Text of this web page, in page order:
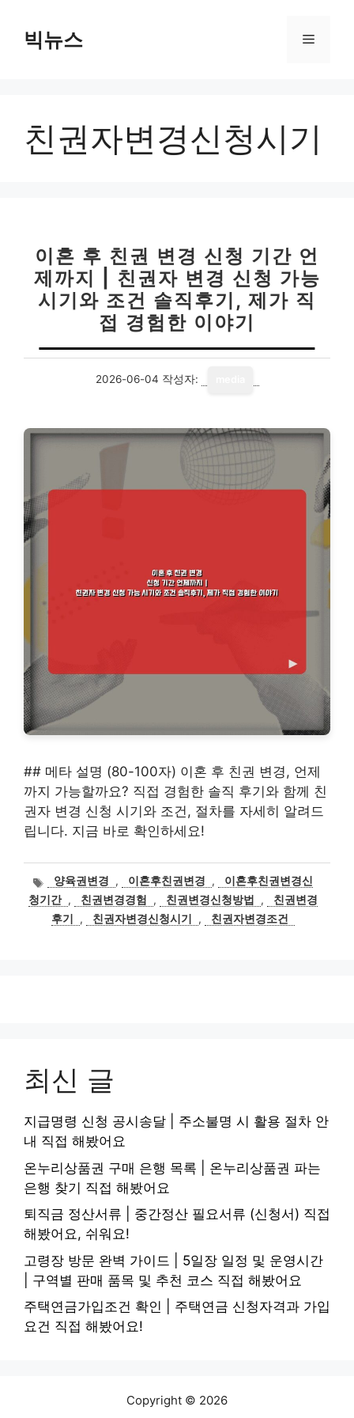
빅뉴스 메
친권자변경신청시기
이혼 후 친권 변경 신청 기간 언
제까지 | 친권자 변경 신청 가능
시기와 조건 솔직후기, 제가 직
접 경험한 이야기
2026-06-04 작성자:
## 메타 설명 (80-100자) 이혼 후 친권 변경, 언제
까지 가능할까요? 직접 경험한 솔직 후기와 함께 친
권자 변경 신청 시기와 조건, 절차를 자세히 알려드
립니다. 지금 바로 확인하세요!
태
그
양육권변경 , 이혼후친권변경 ,
이혼후친권변경신
청기간 , 친권변경경험 , 친권변경신청방법 ,
친권변경
후기
, 친권자변경신청시기 , 친권자변경조건
최신 글
지급명령 신청 공시송달 | 주소불명 시 활용 절차 안
내 직접 해봤어요
온누리상품권 구매 은행 목록 | 온누리상품권 파는
은행 찾기 직접 해봤어요
퇴직금 정산서류 | 중간정산 필요서류 (신청서) 직접
해봤어요, 쉬워요!
고령장 방문 완벽 가이드 | 5일장 일정 및 운영시간
| 구역별 판매 품목 및 추천 코스 직접 해봤어요
주택연금가입조건 확인 | 주택연금 신청자격과 가입
요건 직접 해봤어요!
Copyright © 2026